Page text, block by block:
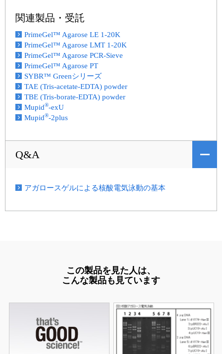
関連製品・受託
PrimeGel™ Agarose LE 1-20K
PrimeGel™ Agarose LMT 1-20K
PrimeGel™ Agarose PCR-Sieve
PrimeGel™ Agarose PT
SYBR™ Greenシリーズ
TAE (Tris-acetate-EDTA) powder
TBE (Tris-borate-EDTA) powder
Mupid®-exU
Mupid®-2plus
Q&A
アガロースゲルによる核酸電気泳動の基本
この製品を見た人は、
こんな製品も見ています